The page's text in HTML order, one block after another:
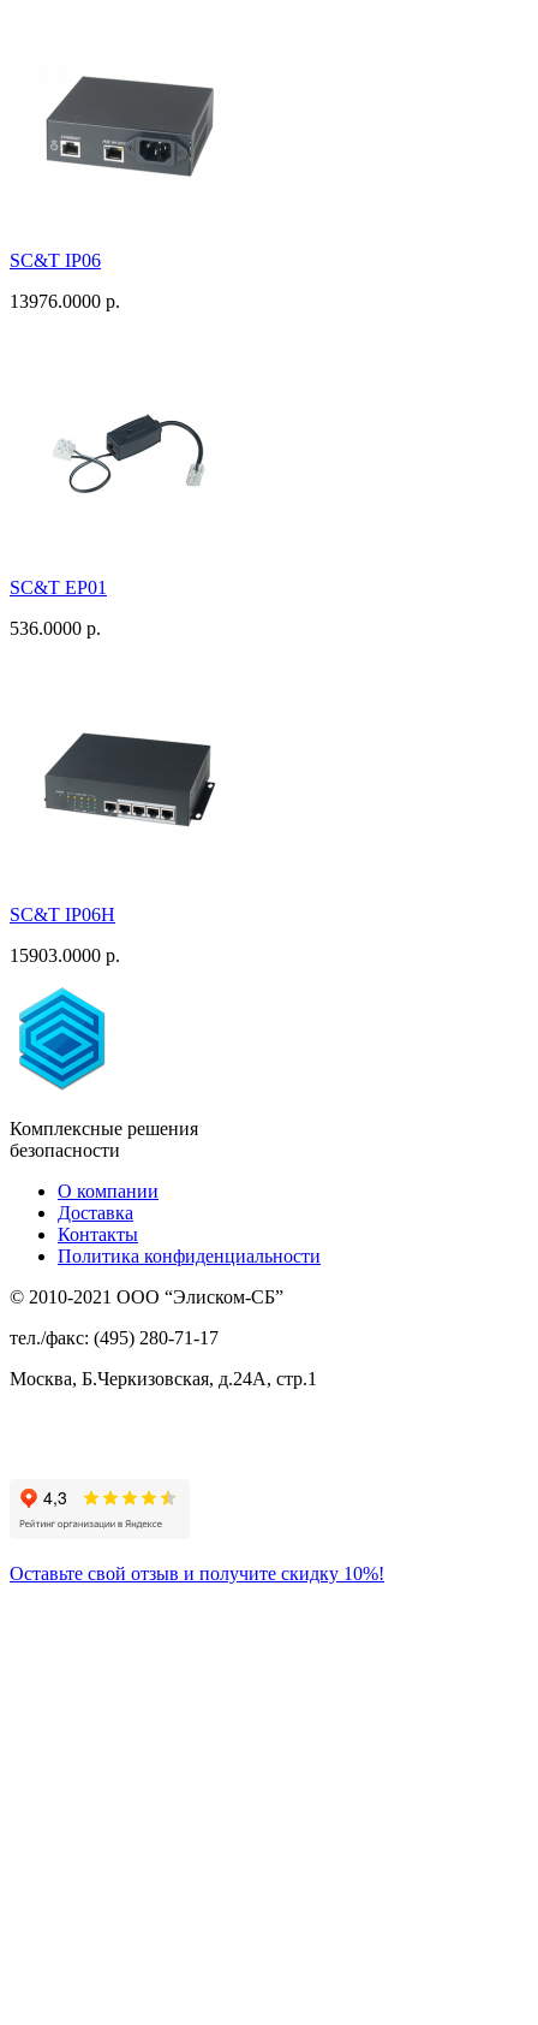
SC&T IP06
13976.0000 р.
SC&T EP01
536.0000 р.
SC&T IP06H
15903.0000 р.
Комплексные решения
безопасности
О компании
Доставка
Контакты
Политика конфиденциальности
© 2010-2021 ООО “Элиском-СБ”
тел./факс: (495) 280-71-17
Москва, Б.Черкизовская, д.24А, стр.1
Оставьте свой отзыв и получите скидку 10%!